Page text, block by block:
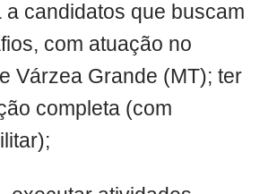
a candidatos que buscam
com atuação no
Várzea Grande (MT); ter
completa (com